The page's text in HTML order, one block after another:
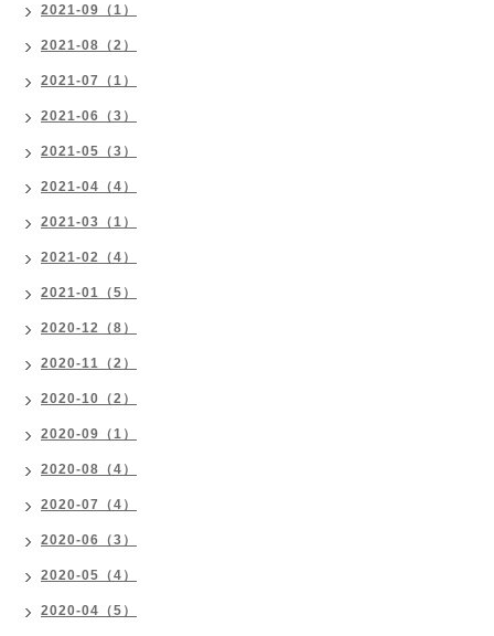
2021-09（1）
2021-08（2）
2021-07（1）
2021-06（3）
2021-05（3）
2021-04（4）
2021-03（1）
2021-02（4）
2021-01（5）
2020-12（8）
2020-11（2）
2020-10（2）
2020-09（1）
2020-08（4）
2020-07（4）
2020-06（3）
2020-05（4）
2020-04（5）